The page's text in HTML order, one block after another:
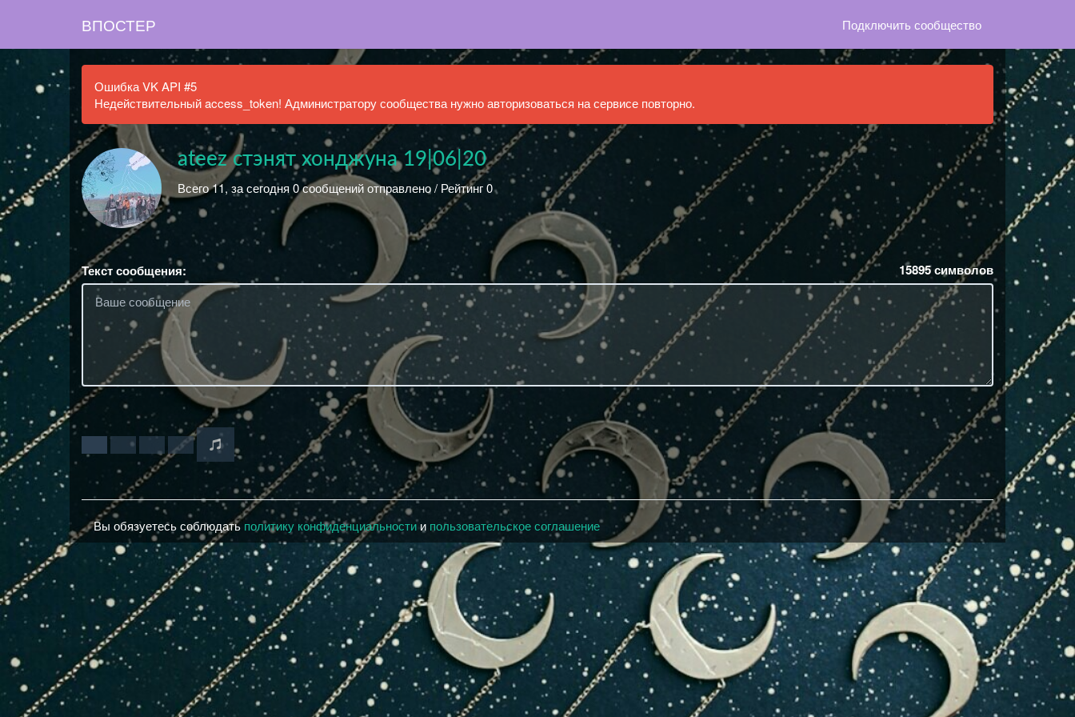
ВПОСТЕР Подключить сообщество
Ошибка VK API #5
Недействительный access_token! Администратору сообщества нужно авторизоваться на сервисе повторно.
ateez стэнят хонджуна 19|06|20
Всего 11, за сегодня 0 сообщений отправлено / Рейтинг 0
Текст сообщения: 15895символов
Вы обязуетесь соблюдать политику конфиденциальностии пользовательское соглашение